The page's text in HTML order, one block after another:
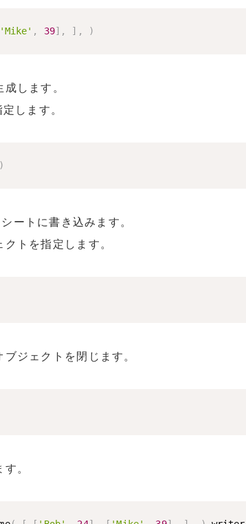
'Mike' , 39] , ] , )
します。
します。
)
ートに書き込みます。
クトを指定します。
ブジェクトを閉じます。
。